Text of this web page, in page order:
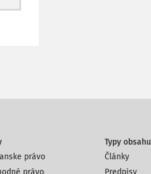
právo
právo
Typy obsahu
Články
Predpisy